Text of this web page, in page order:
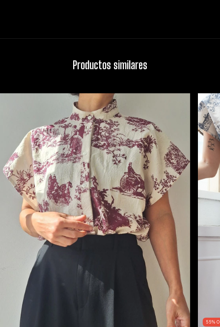
Productos similares
55%